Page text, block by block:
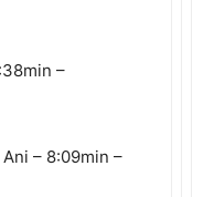
–
– 8:09min –